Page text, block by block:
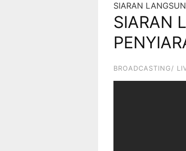
SIARAN
SIARAN
BROADCASTING/